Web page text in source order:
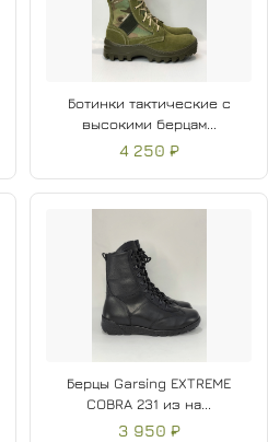
Ботинки тактические с
высокими берцам...
4 250 ₽
Берцы Garsing EXTREME
COBRA 231 из на...
3 950 ₽